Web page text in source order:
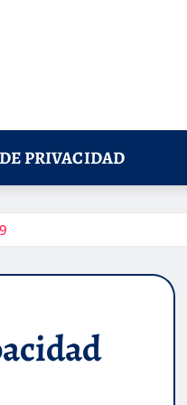
PRIVACIDAD